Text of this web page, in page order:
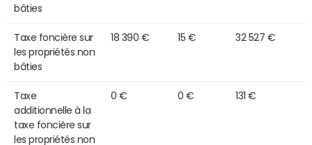
bâties
Taxe foncière sur
les propriétés non
bâties
18 390 € 15 € 32 527 €
Taxe
additionnelle à la
taxe foncière sur
les propriétés non
0 € 0 € 131 €